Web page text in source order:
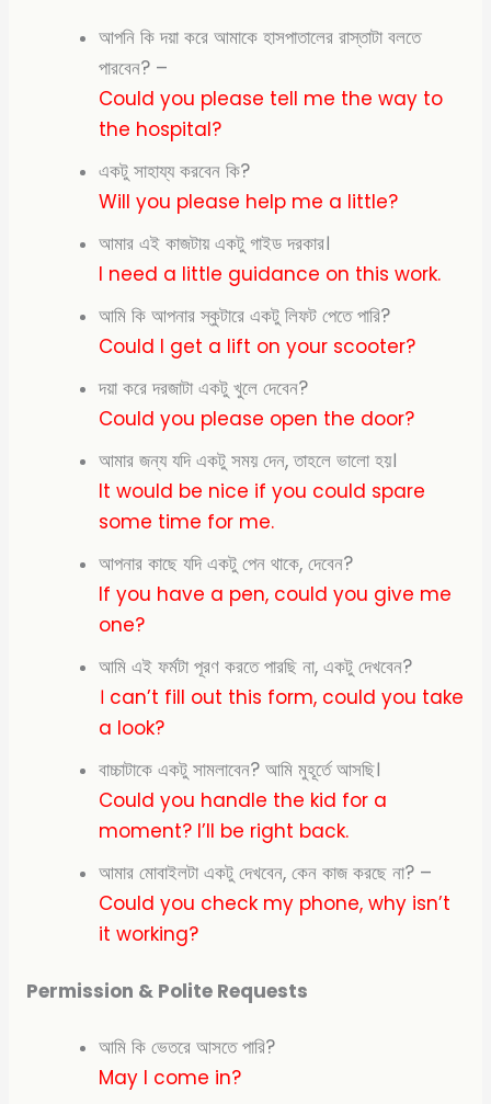
আপনি কি দয়া করে আমাকে হাসপাতালের রাস্তাটা বলতে
পারবেন? –
Could you please tell me the way to
the hospital?
একটু সাহায্য করবেন কি?
Will you please help me a little?
আমার এই কাজটায় একটু গাইড দরকার।
I need a little guidance on this work.
আমি কি আপনার স্কুটারে একটু লিফট পেতে পারি?
Could I get a lift on your scooter?
দয়া করে দরজাটা একটু খুলে দেবেন?
Could you please open the door?
আমার জন্য যদি একটু সময় দেন, তাহলে ভালো হয়।
It would be nice if you could spare
some time for me.
আপনার কাছে যদি একটু পেন থাকে, দেবেন?
If you have a pen, could you give me
one?
আমি এই ফর্মটা পূরণ করতে পারছি না, একটু দেখবেন?
। can’t fill out this form, could you take
a look?
বাচ্চাটাকে একটু সামলাবেন? আমি মুহূর্তে আসছি।
Could you handle the kid for a
moment? I’ll be right back.
আমার মোবাইলটা একটু দেখবেন, কেন কাজ করছে না? –
Could you check my phone, why isn’t
it working?
Permission & Polite Requests
আমি কি ভেতরে আসতে পারি?
May I come in?